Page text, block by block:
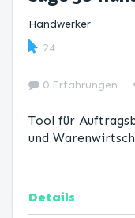
Handwerker
24
0 Erfahrungen
Tool für
und
Details